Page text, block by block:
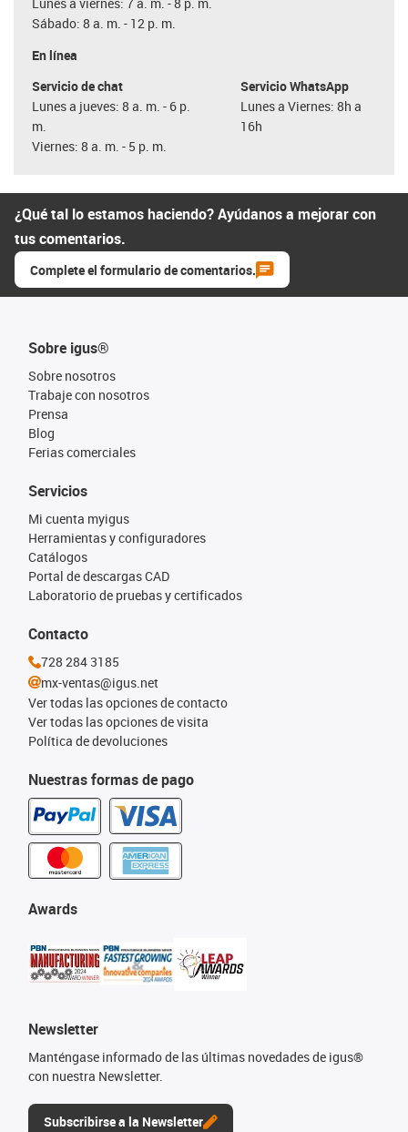
Sábado: 8 a. m. - 12 p. m.
En línea
Servicio de chat
Lunes a jueves: 8 a. m. - 6 p.
m.
Viernes: 8 a. m. - 5 p. m.
Servicio WhatsApp
Lunes a Viernes: 8h a
16h
¿Qué tal lo estamos haciendo? Ayúdanos a mejorar con
tus comentarios.
Complete el formulario de comentarios.
Sobre igus®
Sobre nosotros
Trabaje con nosotros
Prensa
Blog
Ferias comerciales
Nuestras formas de pago
Servicios
Mi cuenta myigus
Herramientas y configuradores
Catálogos
Portal de descargas CAD
Laboratorio de pruebas y certificados
Awards
Newsletter
Manténgase informado de las últimas novedades de igus®
con nuestra Newsletter.
Subscribirse a la Newsletter
Contacto
728 284 3185
mx-ventas@igus.net
Ver todas las opciones de contacto
Ver todas las opciones de visita
Política de devoluciones